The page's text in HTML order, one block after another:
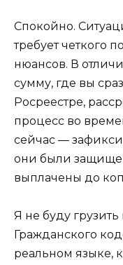
Спокойно.
требует четкого
нюансов. В
сумму, где вы
Росреестре,
процесс во
сейчас —
они были
выплачены до
Я не буду
Гражданского
реальном языке,